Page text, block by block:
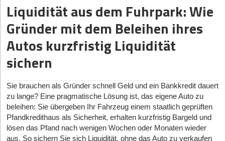
Stimmrechte abgeben
Man ist unabhängiger von Banken und bekommt leichter
Zugang zu Bankkrediten durch aufgewertetes Eigenkapital
Da Mezzanine-Kapital wie Eigenkapital behandelt werden
kann, verbessert sich die Bonität und die Liquidität.
Mezzanine-Kapital kann flexibel rückgezahlt und gekündigt
Nachteile von Mezzanine-Kapital
Kapitalgeber haben ein höheres Risiko (können aber auch
höhere Renditen bekommen)
Die Kosten sind in der Regel höher als bei Fremdkapital
Liquidität aus dem Fuhrpark: Wie
Gründer mit dem Beleihen ihres
Autos kurzfristig Liquidität
sichern
Sie brauchen als Gründer schnell Geld und ein Bankkredit dauert
zu lange? Eine pragmatische Lösung ist, das eigene Auto zu
beleihen: Sie übergeben Ihr Fahrzeug einem staatlich geprüften
Pfandkredithaus als Sicherheit, erhalten kurzfristig Bargeld und
lösen das Pfand nach wenigen Wochen oder Monaten wieder
aus. So sichern Sie sich Liquidität, ohne das Auto zu verkaufen